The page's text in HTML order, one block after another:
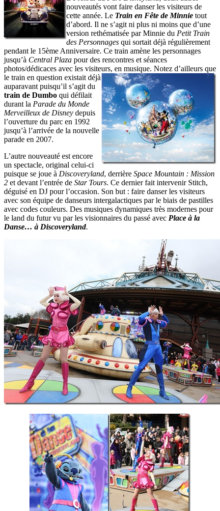
nouveautés vont faire danser les visiteurs de
cette année. Le Train en Fête de Minnie tout
d’abord. Il ne s’agit ni plus ni moins que d’une
version rethématisée par Minnie du Petit Train
des Personnages qui sortait déjà régulièrement
pendant le 15ème Anniversaire. Ce train amène les personnages
jusqu’à Central Plaza pour des rencontres et séances
photos/dédicaces avec les visiteurs, en musique. Notez d’ailleurs que
le train en question existait déjà
auparavant puisqu’il s’agit du
train de Dumbo qui défilait
durant la Parade du Monde
Merveilleux de Disney depuis
l’ouverture du parc en 1992
jusqu’à l’arrivée de la nouvelle
parade en 2007.
L’autre nouveauté est encore
un spectacle, original celui-ci
puisque se joue à Discoveryland, derrière Space Mountain : Mission
2 et devant l’entrée de Star Tours. Ce dernier fait intervenir Stitch,
déguisé en DJ pour l’occasion. Son but : faire danser les visiteurs
avec son équipe de danseurs intergalactiques par le biais de pastilles
avec codes couleurs. Des musiques dynamiques très modernes pour
le land du futur vu par les visionnaires du passé avec Place à la
Danse… à Discoveryland.